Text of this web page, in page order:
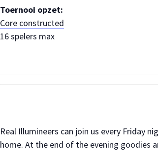
Toernooi opzet:
Core constructed
16 spelers max
Real Illumineers can join us every Friday
home. At the end of the evening goodies